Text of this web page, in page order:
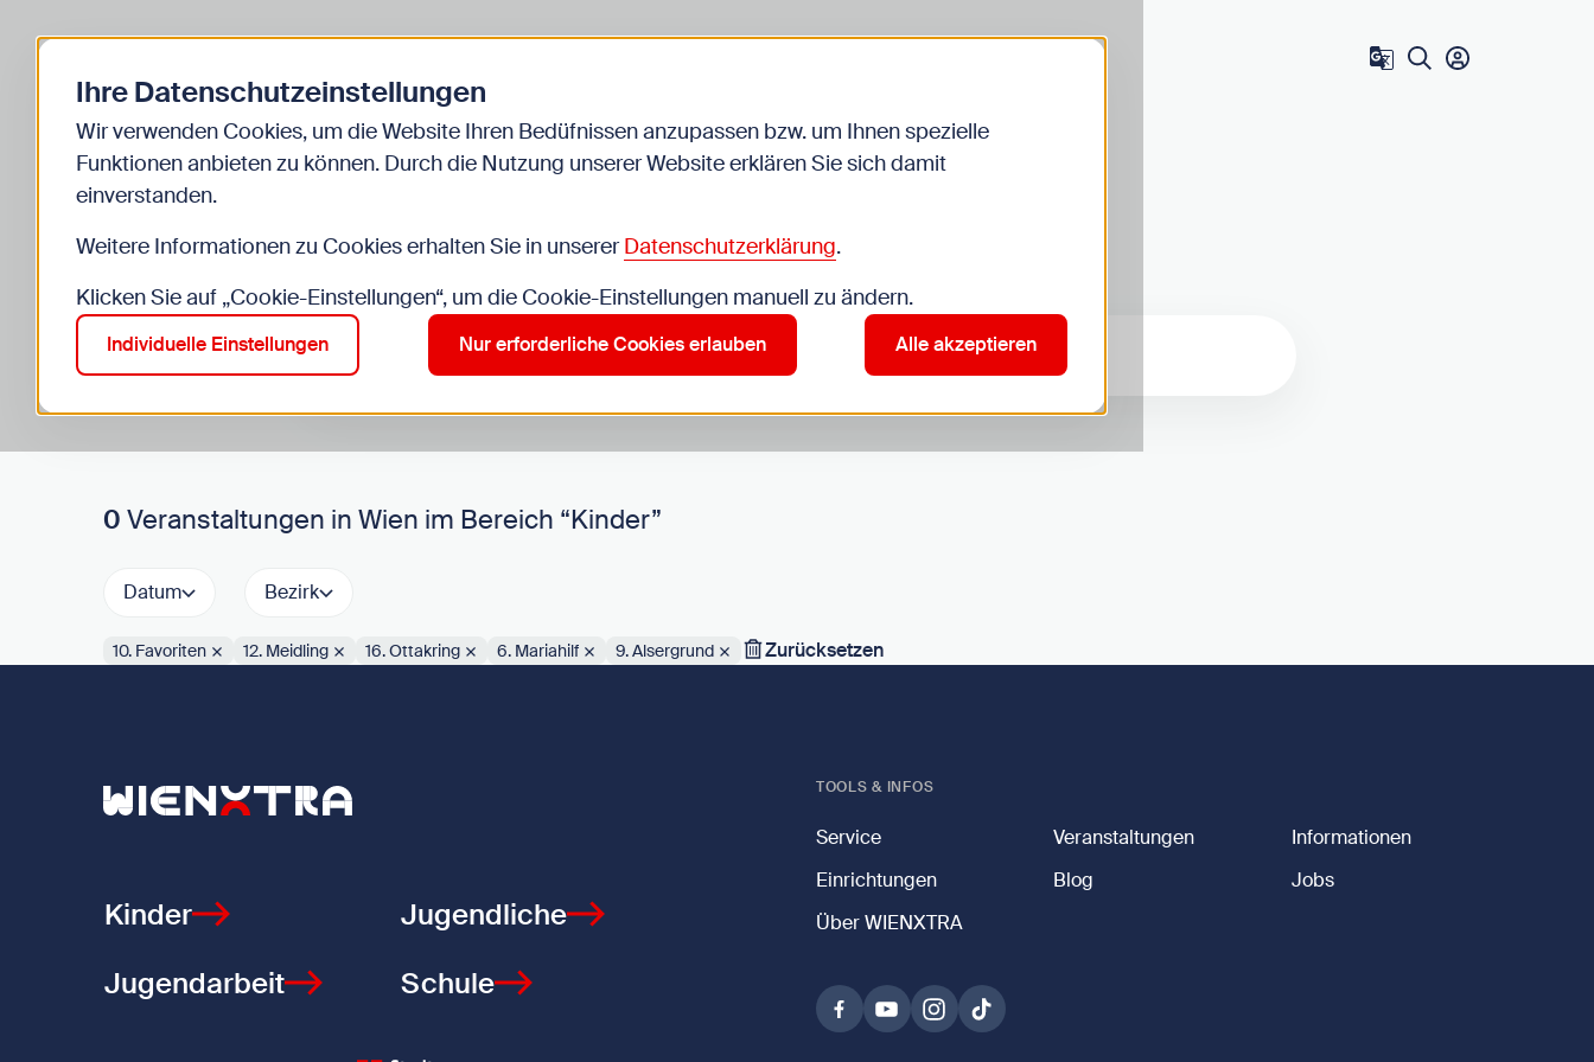
Zum Benutzer
Start Kinder Veranstaltungen
Veranstaltungen
Suche im Bereich “Kinder”
Suchen
0 Veranstaltungen in Wien im Bereich “Kinder”
Datum Bezirk
Aktive Filter:
10. Favoriten 12. Meidling 16. Ottakring 6. Mariahilf 9. Alsergrund Zurücksetzen
Zurück zur Startseite
Kinder
Jugendliche
Jugendarbeit
Schule
TOOLS & INFOS
Service Veranstaltungen
Informationen
Einrichtungen
Blog
Jobs
Über WIENXTRA
Ihre Datenschutzeinstellungen
Wir verwenden Cookies, um die Website Ihren Bedüfnissen anzupassen bzw. um Ihnen spezielle
Funktionen anbieten zu können. Durch die Nutzung unserer Website erklären Sie sich damit
einverstanden.
Weitere Informationen zu Cookies erhalten Sie in unsererDatenschutzerklärung.
Klicken Sie auf „Cookie-Einstellungen“, um die Cookie-Einstellungen manuell zu ändern.
Individuelle Einstellungen Nur erforderliche Cookies erlauben Alle akzeptieren